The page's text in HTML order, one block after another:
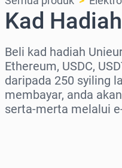
Kad
Beli kad hadiah
Ethereum, USDC,
daripada 250 syiling
membayar, anda
serta-merta melalui